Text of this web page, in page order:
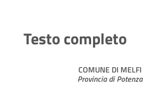
Testo completo
COMUNE DI MELFI
Provincia di Potenza